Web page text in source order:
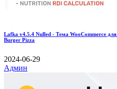
Lafka v4.5.4 Nulled - Тема WooCommerce для
Burger Pizza
2024-06-29
Админ